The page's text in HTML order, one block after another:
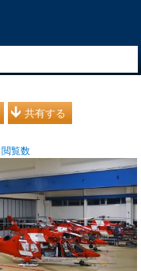
共有する
閲覧数